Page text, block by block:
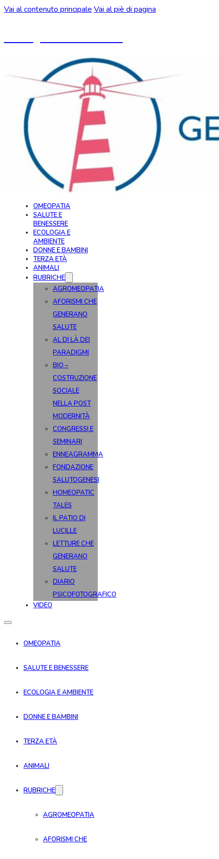
Vai al contenuto principale Vai al piè di pagina
OMEOPATIA
SALUTE E
BENESSERE
ECOLOGIA E
AMBIENTE
DONNE E BAMBINI
TERZA ETÀ
ANIMALI
RUBRICHE
AGROMEOPATIA
AFORISMI CHE
GENERANO
SALUTE
AL DI LÀ DEI
PARADIGMI
BIO –
COSTRUZIONE
SOCIALE
NELLA POST
MODERNITÀ
CONGRESSI E
SEMINARI
ENNEAGRAMMA
FONDAZIONE
SALUTOGENESI
HOMEOPATIC
TALES
IL PATIO DI
LUCILLE
LETTURE CHE
GENERANO
SALUTE
DIARIO
PSICOFOTOGRAFICO
VIDEO
OMEOPATIA
SALUTE E BENESSERE
ECOLOGIA E AMBIENTE
DONNE E BAMBINI
TERZA ETÀ
ANIMALI
RUBRICHE
AGROMEOPATIA
AFORISMI CHE